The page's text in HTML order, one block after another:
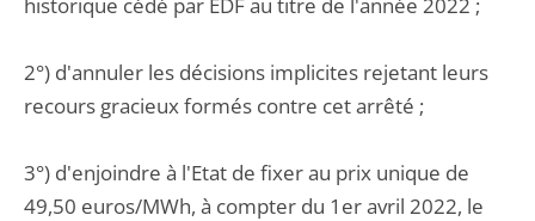
2°) d'annuler les décisions implicites rejetant leurs
recours gracieux formés contre cet arrêté ;
3°) d'enjoindre à l'Etat de fixer au prix unique de
49,50 euros/MWh, à compter du 1er avril 2022, le